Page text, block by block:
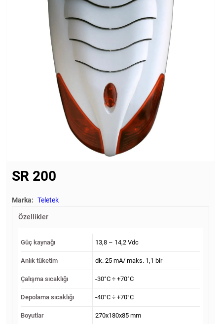
SR 200
Marka: Teletek
Özellikler
Güç kaynağı 13,8 – 14,2 Vdc
Anlık tüketim dk. 25 mA/ maks. 1,1 bir
Çalışma sıcaklığı -30°C ÷ +70°C
Depolama sıcaklığı -40°C ÷ +70°C
Boyutlar 270x180x85 mm